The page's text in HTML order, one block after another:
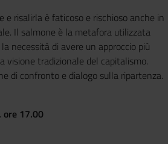
risalirla è faticoso e rischioso anche in
Il salmone è la metafora utilizzata
necessità di avere un approccio più
visione tradizionale del capitalismo.
di confronto e dialogo sulla ripartenza.
ore 17.00